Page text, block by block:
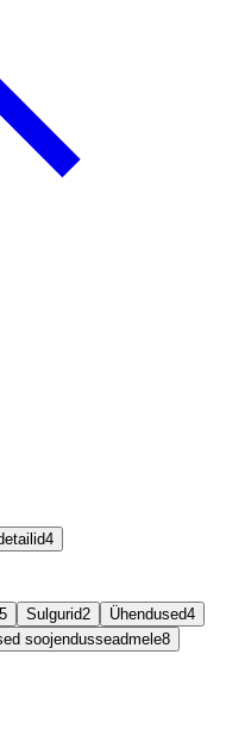
4
Sulgurid2 Ühendused4
soojendusseadmele8